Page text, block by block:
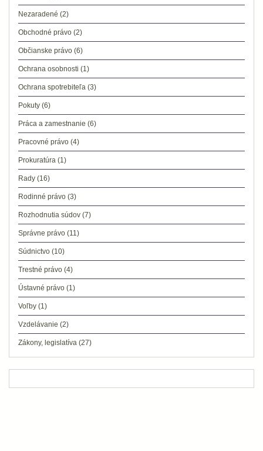
Nezaradené (2)
Obchodné právo (2)
Občianske právo (6)
Ochrana osobnosti (1)
Ochrana spotrebiteľa (3)
Pokuty (6)
Práca a zamestnanie (6)
Pracovné právo (4)
Prokuratúra (1)
Rady (16)
Rodinné právo (3)
Rozhodnutia súdov (7)
Správne právo (11)
Súdnictvo (10)
Trestné právo (4)
Ústavné právo (1)
Voľby (1)
Vzdelávanie (2)
Zákony, legislatíva (27)